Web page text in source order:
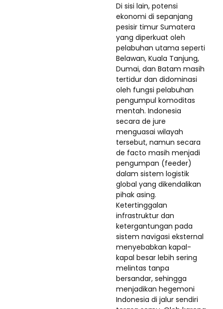
Di sisi lain, potensi
ekonomi di sepanjang
pesisir timur Sumatera
yang diperkuat oleh
pelabuhan utama seperti
Belawan, Kuala Tanjung,
Dumai, dan Batam masih
tertidur dan didominasi
oleh fungsi pelabuhan
pengumpul komoditas
mentah. Indonesia
secara de jure
menguasai wilayah
tersebut, namun secara
de facto masih menjadi
pengumpan (feeder)
dalam sistem logistik
global yang dikendalikan
pihak asing.
Ketertinggalan
infrastruktur dan
ketergantungan pada
sistem navigasi eksternal
menyebabkan kapal-
kapal besar lebih sering
melintas tanpa
bersandar, sehingga
menjadikan hegemoni
Indonesia di jalur sendiri